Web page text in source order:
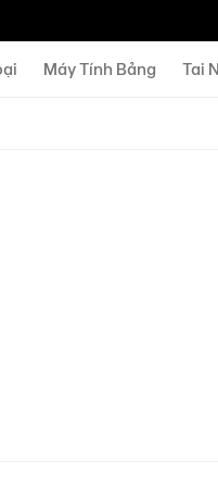
Máy Tính Bảng Tai